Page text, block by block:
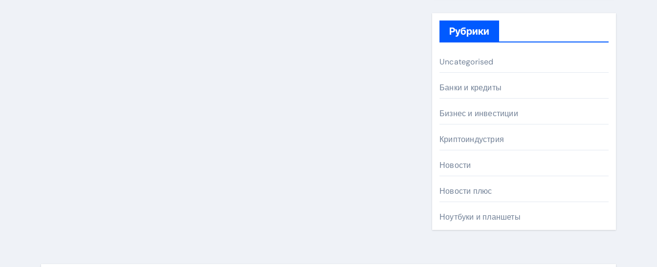
Рубрики
Uncategorised
Банки и кредиты
Бизнес и инвестиции
Криптоиндустрия
Новости
Новости плюс
Ноутбуки и планшеты